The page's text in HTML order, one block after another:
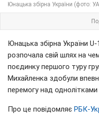
Юнацька збірна України (фото:
Юнацька збірна України
розпочала свій шлях на
поєдинку першого туру
Михайленка здобули
перемогу над однолітками
Про це повідомляє РБК-